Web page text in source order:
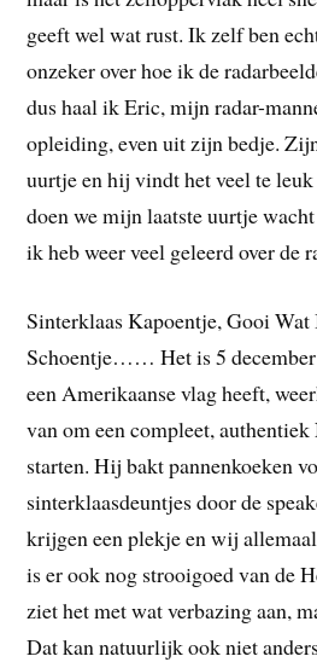
geeft wel wat rust. Ik zelf ben
onzeker over hoe ik de
dus haal ik Eric, mijn radar-
opleiding, even uit zijn bedje.
uurtje en hij vindt het veel te
doen we mijn laatste uurtje
ik heb weer veel geleerd over de
Sinterklaas Kapoentje, Gooi
Schoentje…… Het is 5
een Amerikaanse vlag heeft,
van om een compleet,
starten. Hij bakt pannenkoeken
sinterklaasdeuntjes door de
krijgen een plekje en wij
is er ook nog strooigoed van de
ziet het met wat verbazing aan,
Dat kan natuurlijk ook niet